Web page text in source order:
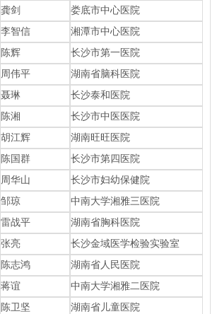
龚剑
娄底市中心医院
李智信
湘潭市中心医院
陈辉
长沙市第一医院
周伟平
湖南省脑科医院
聂琳
长沙泰和医院
陈湘
长沙市中医医院
胡江辉
湖南旺旺医院
陈国群
长沙市第四医院
周华山
长沙市妇幼保健院
邹琼
中南大学湘雅三医院
雷战平
湖南省胸科医院
张亮
长沙金域医学检验实验室
陈志鸿
湖南省人民医院
蒋谊
中南大学湘雅二医院
陈卫坚
湖南省儿童医院